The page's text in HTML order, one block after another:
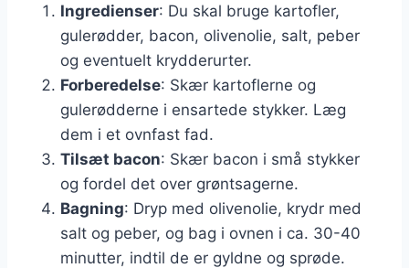
Ingredienser: Du skal bruge kartofler,
gulerødder, bacon, olivenolie, salt, peber
og eventuelt krydderurter.
Forberedelse: Skær kartoflerne og
gulerødderne i ensartede stykker. Læg
dem i et ovnfast fad.
Tilsæt bacon: Skær bacon i små stykker
og fordel det over grøntsagerne.
Bagning: Dryp med olivenolie, krydr med
salt og peber, og bag i ovnen i ca. 30-40
minutter, indtil de er gyldne og sprøde.